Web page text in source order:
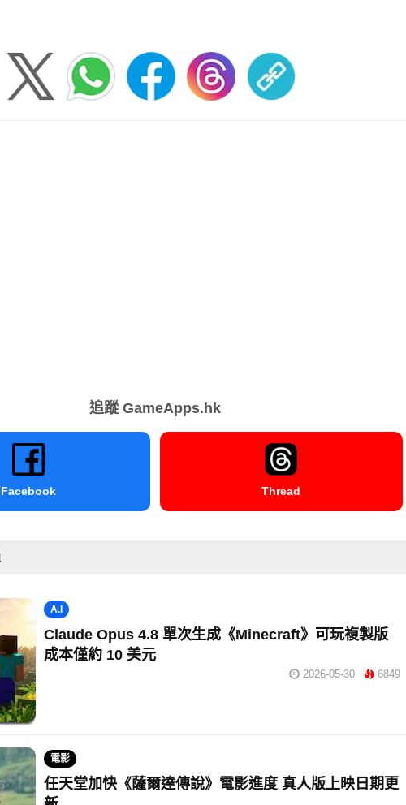
追蹤 GameApps.hk
Facebook Thread
A.I
Claude Opus 4.8 單次生成《Minecraft》可玩複製版
成本僅約 10 美元
2026-05-30 6849
電影
任天堂加快《薩爾達傳說》電影進度 真人版上映日期更